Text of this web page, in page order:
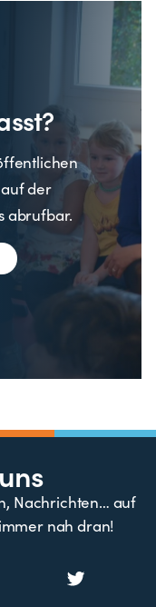
der
abrufbar.
Nachrichten… auf
nah dran!